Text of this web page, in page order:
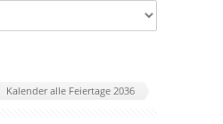
Kalender alle Feiertage 2036